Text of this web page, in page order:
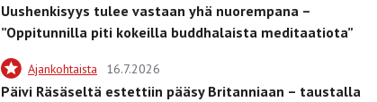
Uushenkisyys tulee vastaan yhä nuorempana –
”Oppitunnilla piti kokeilla buddhalaista meditaatiota”
Ajankohtaista 16.7.2026
Päivi Räsäseltä estettiin pääsy Britanniaan – taustalla